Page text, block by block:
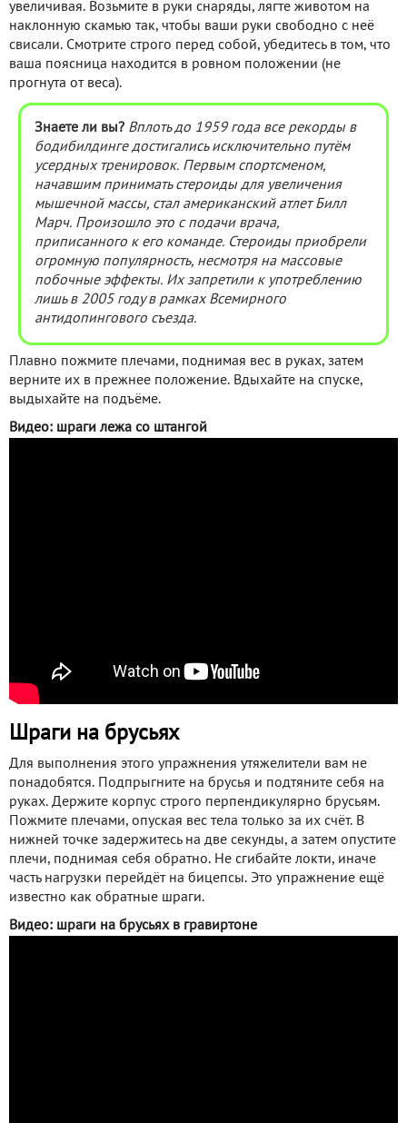
увеличивая. Возьмите в руки снаряды, лягте животом на
наклонную скамью так, чтобы ваши руки свободно с неё
свисали. Смотрите строго перед собой, убедитесь в том, что
ваша поясница находится в ровном положении (не
прогнута от веса).
Знаете ли вы? Вплоть до 1959 года все рекорды в
бодибилдинге достигались исключительно путём
усердных тренировок. Первым спортсменом,
начавшим принимать стероиды для увеличения
мышечной массы, стал американский атлет Билл
Марч. Произошло это с подачи врача,
приписанного к его команде. Стероиды приобрели
огромную популярность, несмотря на массовые
побочные эффекты. Их запретили к употреблению
лишь в 2005 году в рамках Всемирного
антидопингового съезда.
Плавно пожмите плечами, поднимая вес в руках, затем
верните их в прежнее положение. Вдыхайте на спуске,
выдыхайте на подъёме.
Видео: шраги лежа со штангой
Шраги на брусьях
Для выполнения этого упражнения утяжелители вам не
понадобятся. Подпрыгните на брусья и подтяните себя на
руках. Держите корпус строго перпендикулярно брусьям.
Пожмите плечами, опуская вес тела только за их счёт. В
нижней точке задержитесь на две секунды, а затем опустите
плечи, поднимая себя обратно. Не сгибайте локти, иначе
часть нагрузки перейдёт на бицепсы. Это упражнение ещё
известно как обратные шраги.
Видео: шраги на брусьях в гравиртоне